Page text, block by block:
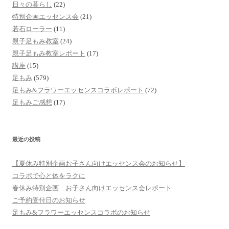
日々の暮らし (22)
特別企画エッセンス会 (21)
若石ローラー (11)
親子足もみ教室 (24)
親子足もみ教室レポート (17)
講座 (15)
足もみ (579)
足もみ&フラワーエッセンスコラボレポート (72)
足もみご感想 (17)
最近の投稿
【夏休み特別企画お子さん向けエッセンス会のお知らせ】
コラボで心と体をラクに
春休み特別企画 お子さん向けエッセンス会レポート
ご予約受付日のお知らせ
足もみ&フラワーエッセンスコラボのお知らせ